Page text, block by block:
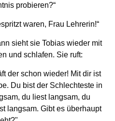
probieren?“
waren, Frau Lehrerin!“
sieht sie Tobias wieder mit
und schlafen. Sie ruft:
der schon wieder! Mit dir ist
Du bist der Schlechteste in
du liest langsam, du
langsam. Gibt es überhaupt